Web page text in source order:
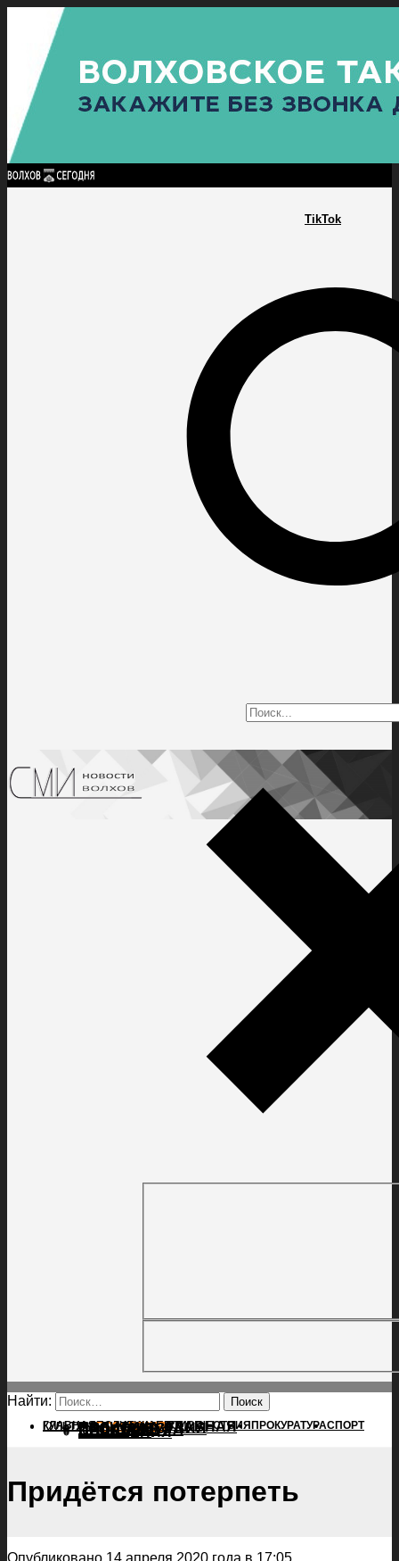
TikTok
Найти:
ГЛАВНАЯПОЛИТИКАПРОИСШЕСТВИЯ ПРОКУРАТУРАСПОРТ
КУЛЬТУРАПОСЕЛЕНИЯГЛАВНАЯ
ПОЛИТИКА
ПРОИСШЕСТВИЯ
ПРОКУРАТУРА
СПОРТ
КУЛЬТУРА
ПОСЕЛЕНИЯ
Найти:
ГЛАВНАЯ ПОЛИТИКАПРОИСШЕСТВИЯ ПРОКУРАТУРАСПОРТ
ПОЛИТИКА
КУЛЬТУРА
ПОСЕЛЕНИЯ
Придётся потерпеть
Опубликовано 14 апреля 2020 года в 17:05